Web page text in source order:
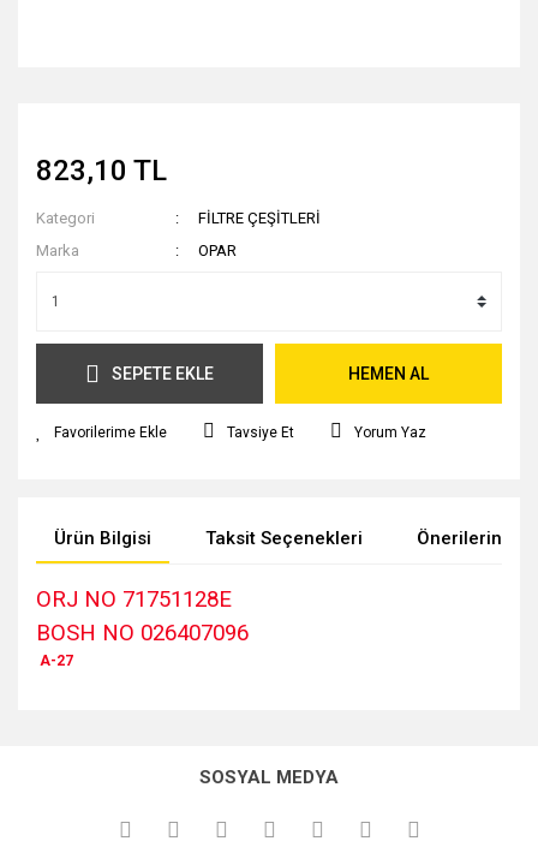
823,10 TL
Kategori
FİLTRE ÇEŞİTLERİ
Marka
OPAR
SEPETE EKLE HEMEN AL
Tavsiye Et Yorum Yaz
Ürün Bilgisi Taksit Seçenekleri Önerileriniz
ORJ NO 71751128E
BOSH NO 026407096
A-27
kullanarak tarafımıza iletebilirsiniz.
Görüş ve önerileriniz için teşekkür ederiz.
SOSYAL MEDYA